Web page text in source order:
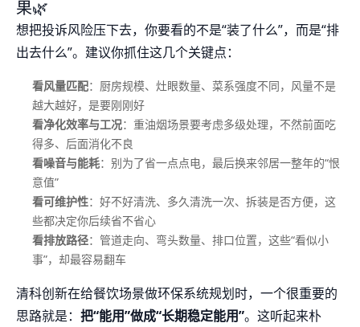
果🌿
想把投诉风险压下去，你要看的不是“装了什么”，而是“排
出去什么”。建议你抓住这几个关键点：
看风量匹配：厨房规模、灶眼数量、菜系强度不同，风量不是
越大越好，是要刚刚好
看净化效率与工况：重油烟场景要考虑多级处理，不然前面吃
得多、后面消化不良
看噪音与能耗：别为了省一点点电，最后换来邻居一整年的“恨
意值”
看可维护性：好不好清洗、多久清洗一次、拆装是否方便，这
些都决定你后续省不省心
看排放路径：管道走向、弯头数量、排口位置，这些“看似小
事”，却最容易翻车
清科创新在给餐饮场景做环保系统规划时，一个很重要的
思路就是： 把“能用”做成“长期稳定能用”。这听起来朴